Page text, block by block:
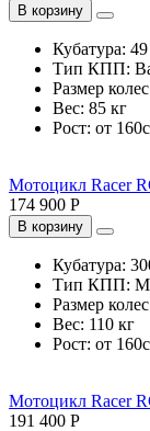
В корзину
Кубатура:
Тип КПП:
Размер
Вес: 85 кг
Рост: от
Мотоцикл Racer
174 900 Р
В корзину
Кубатура:
Тип КПП:
Размер
Вес: 110 кг
Рост: от
Мотоцикл Racer
191 400 Р